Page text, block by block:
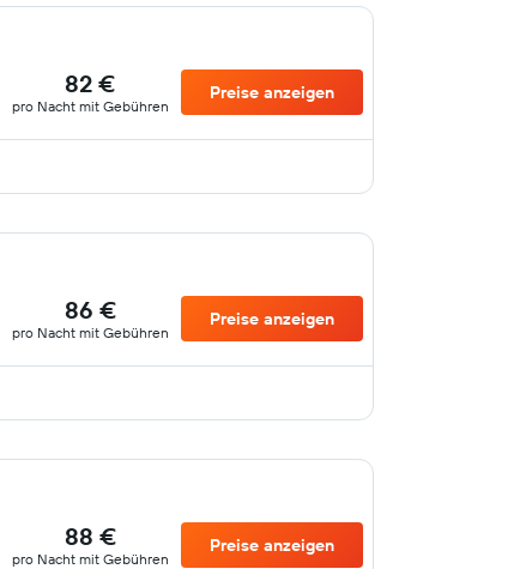
82 €
pro Nacht mit Gebühren
Preise anzeigen
86 €
pro Nacht mit Gebühren
Preise anzeigen
88 €
pro Nacht mit Gebühren
Preise anzeigen